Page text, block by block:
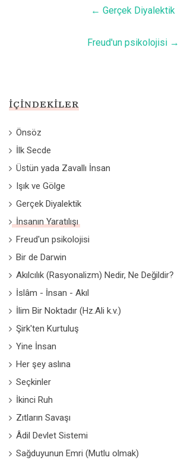
← Gerçek Diyalektik
Freud'un psikolojisi→
İÇINDEKILER
Önsöz
İlk Secde
Üstün yada Zavallı İnsan
Işık ve Gölge
Gerçek Diyalektik
İnsanın Yaratılışı
Freud'un psikolojisi
Bir de Darwin
Akılcılık (Rasyonalizm) Nedir, Ne Değildir?
İslâm - İnsan - Akıl
İlim Bir Noktadır (Hz.Ali k.v.)
Şirk'ten Kurtuluş
Yine İnsan
Her şey aslına
Seçkinler
İkinci Ruh
Zıtların Savaşı
Âdil Devlet Sistemi
Sağduyunun Emri (Mutlu olmak)